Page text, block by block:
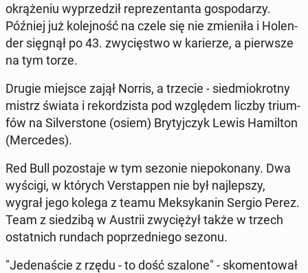
okrą­że­niu wy­prze­dził re­pre­zen­tan­ta go­spo­da­rzy.
Później już ko­lej­ność na czele się nie zmie­ni­ła i Ho­len­
der sięgnął po 43. zwy­cię­stwo w ka­rie­rze, a pierw­sze
na tym torze.
Drugie miejsce zajął Norris, a trzecie - sied­mio­krot­ny
mistrz świata i re­kor­dzi­sta pod wzglę­dem liczby trium­
fów na Si­lver­sto­ne (osiem) Bry­tyj­czyk Lewis Ha­mil­ton
(Mer­ce­des).
Red Bull po­zo­sta­je w tym sezonie nie­po­ko­na­ny. Dwa
wyścigi, w których Ver­stap­pen nie był naj­lep­szy,
wygrał jego kolega z teamu Mek­sy­ka­nin Sergio Perez.
Team z sie­dzi­bą w Austrii zwy­cię­żył także w trzech
ostat­nich rundach po­przed­nie­go sezonu.
"Je­de­na­ście z rzędu - to dość szalone" - sko­men­to­wał